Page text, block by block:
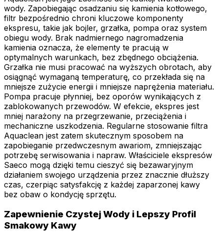
wody. Zapobiegając osadzaniu się kamienia kotłowego,
filtr bezpośrednio chroni kluczowe komponenty
ekspresu, takie jak bojler, grzałka, pompa oraz system
obiegu wody. Brak nadmiernego nagromadzenia
kamienia oznacza, że elementy te pracują w
optymalnych warunkach, bez zbędnego obciążenia.
Grzałka nie musi pracować na wyższych obrotach, aby
osiągnąć wymaganą temperaturę, co przekłada się na
mniejsze zużycie energii i mniejsze naprężenia materiału.
Pompa pracuje płynniej, bez oporów wynikających z
zablokowanych przewodów. W efekcie, ekspres jest
mniej narażony na przegrzewanie, przeciążenia i
mechaniczne uszkodzenia. Regularne stosowanie filtra
Aquaclean jest zatem skutecznym sposobem na
zapobieganie przedwczesnym awariom, zmniejszając
potrzebę serwisowania i napraw. Właściciele ekspresów
Saeco mogą dzięki temu cieszyć się bezawaryjnym
działaniem swojego urządzenia przez znacznie dłuższy
czas, czerpiąc satysfakcję z każdej zaparzonej kawy
bez obaw o kondycję sprzętu.
Zapewnienie Czystej Wody i Lepszy Profil
Smakowy Kawy